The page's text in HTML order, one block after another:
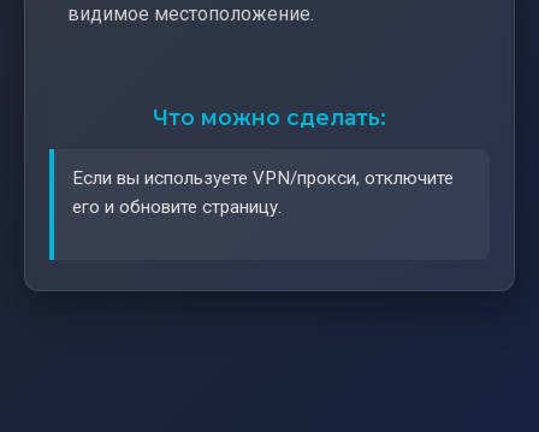
видимое местоположение.
Что можно сделать:
Если вы используете VPN/прокси, отключите
его и обновите страницу.